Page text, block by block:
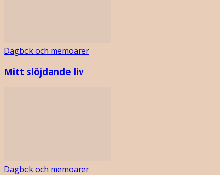
Dagbok och memoarer
Mitt slöjdande liv
Dagbok och memoarer